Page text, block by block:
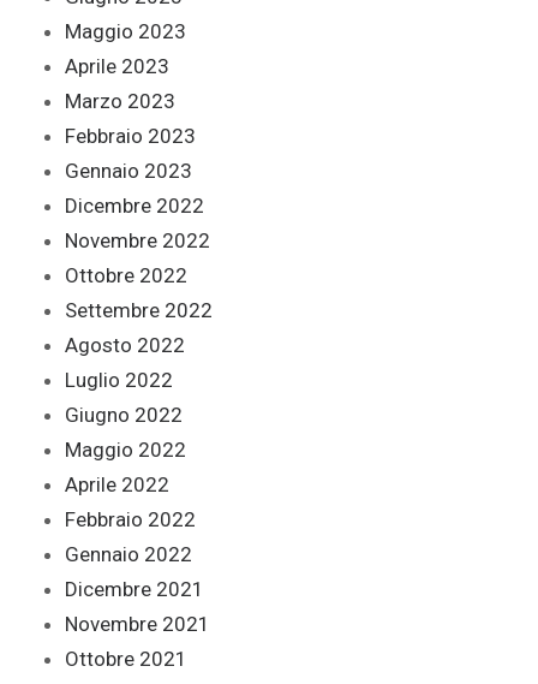
Maggio 2023
Aprile 2023
Marzo 2023
Febbraio 2023
Gennaio 2023
Dicembre 2022
Novembre 2022
Ottobre 2022
Settembre 2022
Agosto 2022
Luglio 2022
Giugno 2022
Maggio 2022
Aprile 2022
Febbraio 2022
Gennaio 2022
Dicembre 2021
Novembre 2021
Ottobre 2021